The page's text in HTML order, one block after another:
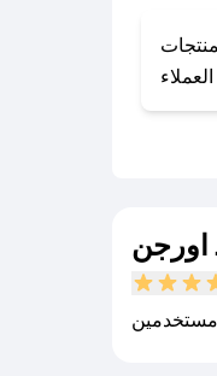
يجب أن تكون المنتجات
اورجن